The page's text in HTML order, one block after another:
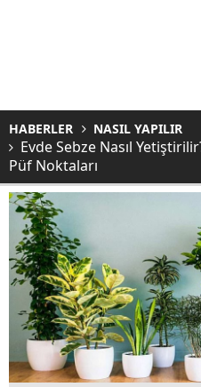
HABERLER NASIL YAPILIR
Evde Sebze Nasıl
Püf Noktaları